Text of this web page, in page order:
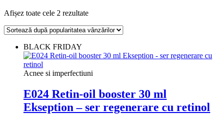
Afișez toate cele 2 rezultateSortat
popularitate
BLACK FRIDAY
Acnee si imperfectiuni
E024 Retin-oil booster 30 ml
Ekseption – ser regenerare cu retinol